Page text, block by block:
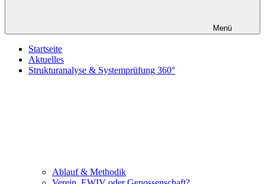
Menü
Startseite
Aktuelles
Strukturanalyse & Systemprüfung 360°
Ablauf & Methodik